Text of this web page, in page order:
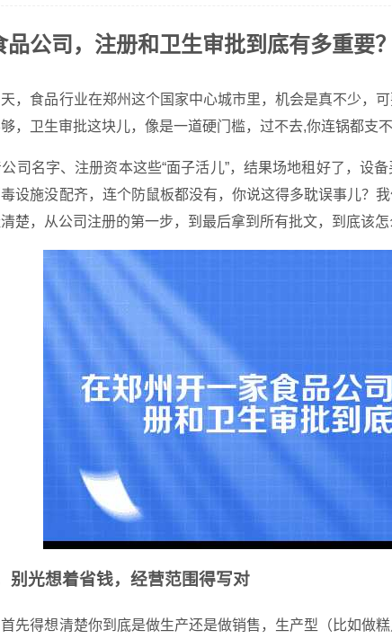
公司，注册和卫生审批到底有多重要
，食品行业在郑州这个国家中心城市里，机会是真不少，
，卫生审批这块儿，像是一道硬门槛，过不去,你连锅都支不
司名字、注册资本这些“面子活儿”，结果场地租好了，设
设施没配齐，连个防鼠板都没有，你说这得多耽误事儿？
楚，从公司注册的第一步，到最后拿到所有批文，到底该
别光想着省钱，经营范围得写对
先得想清楚你到底是做生产还是做销售，生产型（比如做